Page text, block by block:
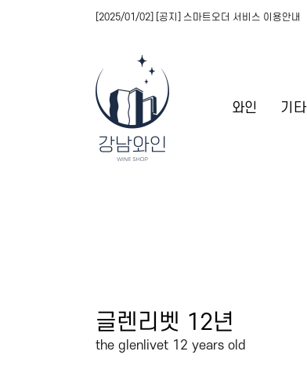
와인 기타
[2025/01/02] [공지] 스마트오더 서비스 이용안내
글렌리벳 12년
the glenlivet 12 years old